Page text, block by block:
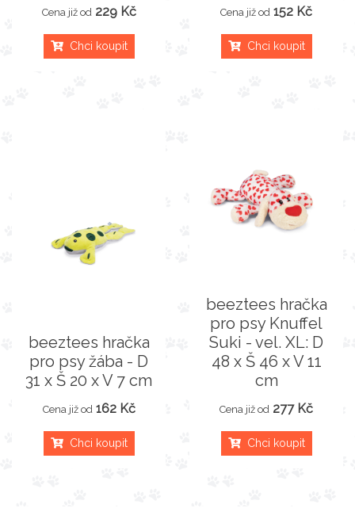
Cena již od 229 Kč
Chci koupit
Cena již od 152 Kč
Chci koupit
beeztees hračka
pro psy žába - D
31 x Š 20 x V 7 cm
Cena již od 162 Kč
Chci koupit
beeztees hračka
pro psy Knuffel
Suki - vel. XL: D
48 x Š 46 x V 11
cm
Cena již od 277 Kč
Chci koupit